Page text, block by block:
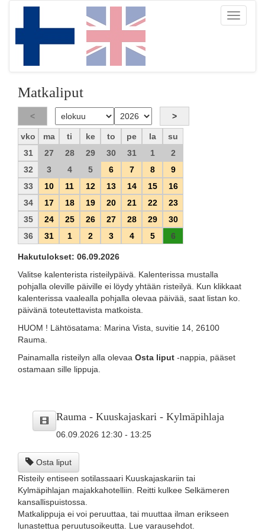
Toggle
Matkaliput
vko ma ti ke to pe la
su
31
27 28 29 30 31 1
2
32
3 4 5 6 7 8
9
33
10 11 12 13 14 15
16
34
17 18 19 20 21 22
23
35
24 25 26 27 28 29
30
36
31 1 2 3 4 5 6
Hakutulokset: 06.09.2026
Valitse kalenterista risteilypäivä. Kalenterissa mustalla
pohjalla oleville päiville ei löydy yhtään risteilyä. Kun klikkaat
kalenterissa vaalealla pohjalla olevaa päivää, saat listan ko.
päivänä toteutettavista matkoista.
HUOM ! Lähtösatama: Marina Vista, suvitie 14, 26100
Rauma.
Painamalla risteilyn alla olevaa Osta liput -nappia, pääset
ostamaan sille lippuja.
Rauma - Kuuskajaskari - Kylmäpihlaja
06.09.2026 12:30 - 13:25
Osta liput
Risteily entiseen sotilassaari Kuuskajaskariin tai
Kylmäpihlajan majakkahotelliin. Reitti kulkee Selkämeren
kansallispuistossa.
Matkalippuja ei voi peruuttaa, tai muuttaa ilman erikseen
lunastettua peruutusoikeutta. Lue varausehdot.